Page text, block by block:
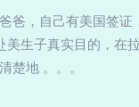
爸，自己有美国签证
生子真实目的，在
楚地 。。。